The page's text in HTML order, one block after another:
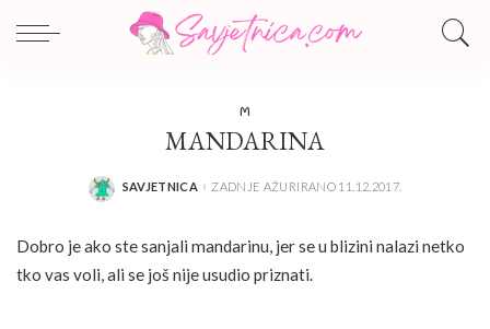
M
MANDARINA
POSTED
SAVJETNICA ZADNJE AŽURIRANO 11.12.2017.
Dobro je ako ste sanjali mandarinu, jer se u blizini nalazi netko
tko vas voli, ali se još nije usudio priznati.